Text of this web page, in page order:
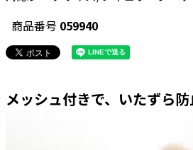
商品番号 059940
メッシュ付きで、いたずら防